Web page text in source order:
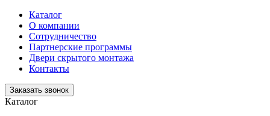
Каталог
О компании
Сотрудничество
Партнерские программы
Двери скрытого монтажа
Контакты
Заказать звонок
Каталог